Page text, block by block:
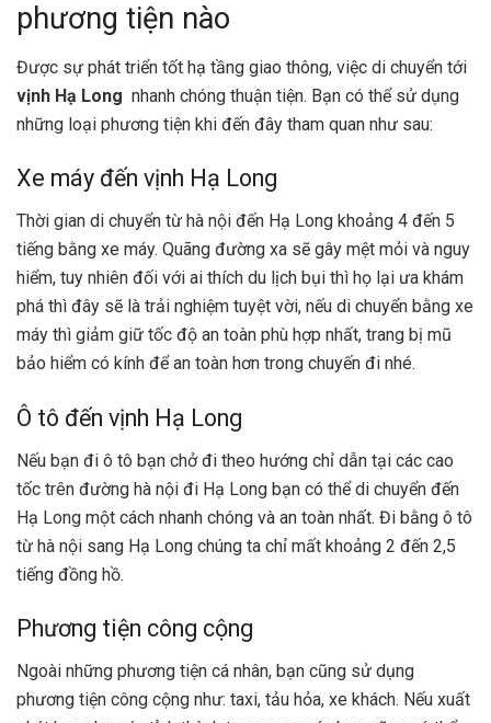
phương tiện nào
Được sự phát triển tốt hạ tầng giao thông, việc di chuyển tới
vịnh Hạ Long nhanh chóng thuận tiện. Bạn có thể sử dụng
những loại phương tiện khi đến đây tham quan như sau:
Xe máy đến vịnh Hạ Long
Thời gian di chuyển từ hà nội đến Hạ Long khoảng 4 đến 5
tiếng bằng xe máy. Quãng đường xa sẽ gây mệt mỏi và nguy
hiểm, tuy nhiên đối với ai thích du lịch bụi thì họ lại ưa khám
phá thì đây sẽ là trải nghiệm tuyệt vời, nếu di chuyển bằng xe
máy thì giảm giữ tốc độ an toàn phù hợp nhất, trang bị mũ
bảo hiểm có kính để an toàn hơn trong chuyến đi nhé.
Ô tô đến vịnh Hạ Long
Nếu bạn đi ô tô bạn chở đi theo hướng chỉ dẫn tại các cao
tốc trên đường hà nội đi Hạ Long bạn có thể di chuyển đến
Hạ Long một cách nhanh chóng và an toàn nhất. Đi bằng ô tô
từ hà nội sang Hạ Long chúng ta chỉ mất khoảng 2 đến 2,5
tiếng đồng hồ.
Phương tiện công cộng
Ngoài những phương tiện cá nhân, bạn cũng sử dụng
phương tiện công cộng như: taxi, tảu hỏa, xe khách. Nếu xuất